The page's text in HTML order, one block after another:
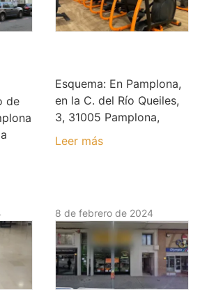
de
Esquema: En Pamplona,
en la C. del Río Queiles,
3, 31005 Pamplona,
Leer más
8 de febrero de 2024